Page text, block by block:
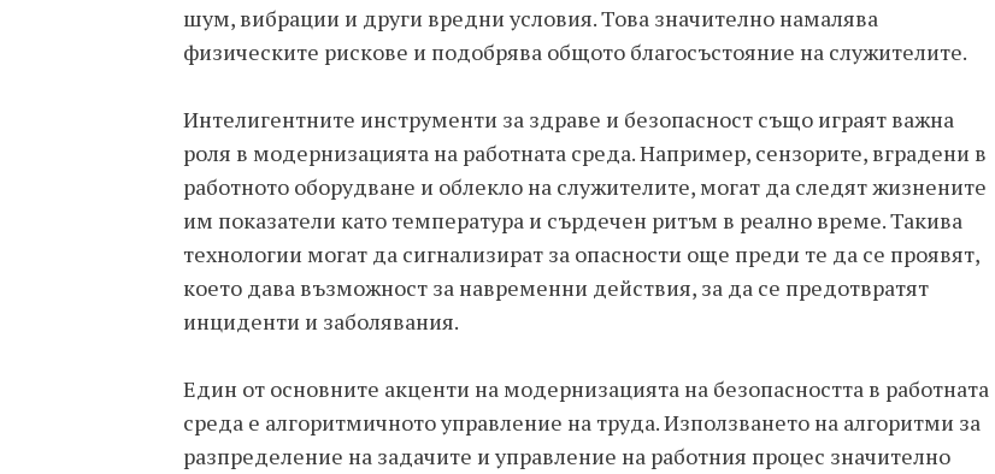
шум, вибрации и други вредни условия. Това значително намалява
физическите рискове и подобрява общото благосъстояние на служителите.
Интелигентните инструменти за здраве и безопасност също играят важна
роля в модернизацията на работната среда. Например, сензорите, вградени в
работното оборудване и облекло на служителите, могат да следят жизнените
им показатели като температура и сърдечен ритъм в реално време. Такива
технологии могат да сигнализират за опасности още преди те да се проявят,
което дава възможност за навременни действия, за да се предотвратят
инциденти и заболявания.
Един от основните акценти на модернизацията на безопасността в работната
среда е алгоритмичното управление на труда. Използването на алгоритми за
разпределение на задачите и управление на работния процес значително